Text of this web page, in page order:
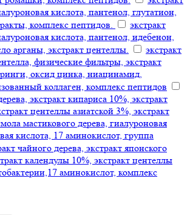
кислота, пантенол, глутатион,
комплекс пептидов.
экстракт
кислота, пантенол, идебенон,
арганы, экстракт центеллы.
экстракт
физические фильтры, экстракт
оксид цинка, ниацинамид,
коллаген, комплекс пептидов
экстракт кипариса 10%, экстракт
центеллы азиатской 3%, экстракт
мастикового дерева, гиалуроновая
кислота, 17 аминокислот, группа
чайного дерева, экстракт японского
календулы 10%, экстракт центеллы
аминокислот, комплекс